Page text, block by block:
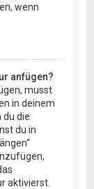
wenn
anfügen?
musst
in deinem
du die
du in
aktivierst.